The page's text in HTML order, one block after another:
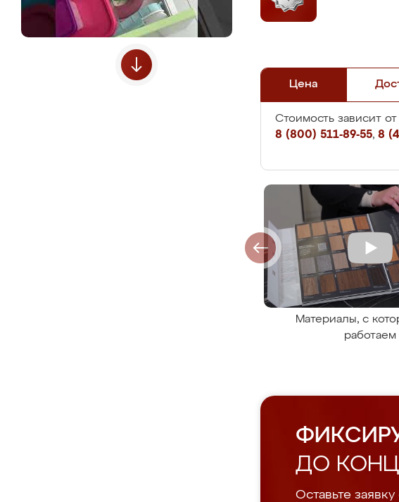
Цена
Стоимость зависит от
8 (800) 511-89-55, 8
Материалы, с
работаем
ДО
Оставьте